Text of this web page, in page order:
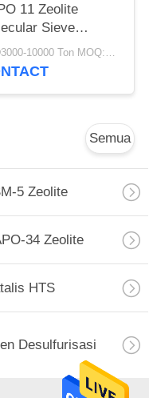
11 Zeolite
Sieve
USD3000-10000 Ton MOQ:1 KG
Semua
5 Zeolite
34 Zeolite
HTS
Desulfurisasi